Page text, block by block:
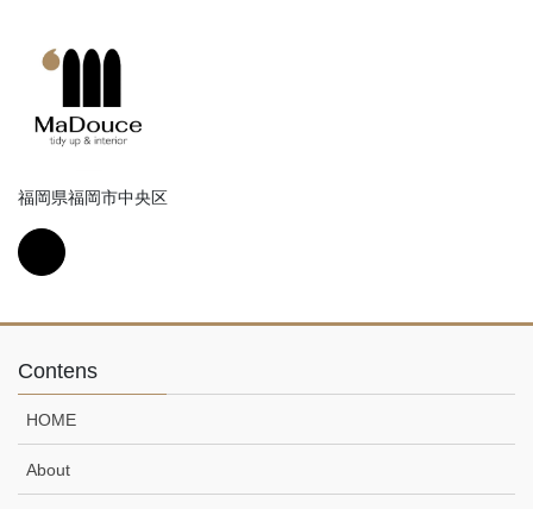
福岡県福岡市中央区
Contens
HOME
About